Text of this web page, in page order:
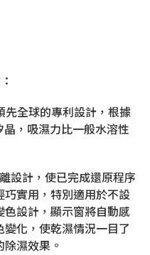
先全球的專利設計，根據
，吸濕力比一般水溶性
設計，使已完成還原程序
實用，特別適用於不設
設計，顯示窗將自動感
化，使乾濕情況一目了
濕效果。